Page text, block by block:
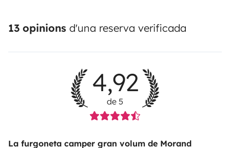
13 opinions d'una reserva verificada
4,92
de 5
La furgoneta camper gran volum de Morand